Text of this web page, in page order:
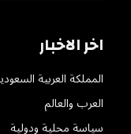
اخر الاخبار
المملكة العربية
العرب والعالم
سياسة محلية ودولية